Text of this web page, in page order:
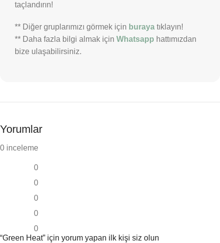
taçlandırın!
** Diğer gruplarımızı görmek için buraya tıklayın!
** Daha fazla bilgi almak için Whatsapp hattımızdan
bize ulaşabilirsiniz.
Yorumlar
0 inceleme
0
0
0
0
0
“Green Heat” için yorum yapan ilk kişi siz olun